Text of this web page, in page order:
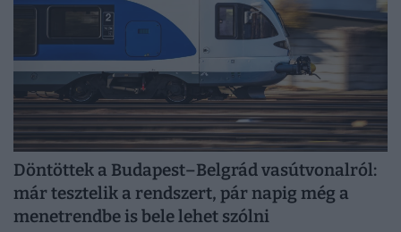
Döntöttek a Budapest–Belgrád vasútvonalról:
már tesztelik a rendszert, pár napig még a
menetrendbe is bele lehet szólni